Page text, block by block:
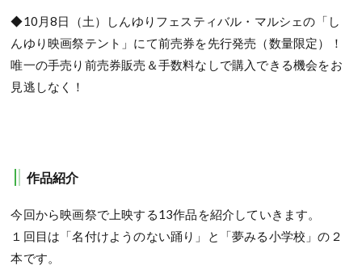
◆10 月8日（土）しんゆりフェスティバル・マルシェの「し
んゆり映画祭テント」にて前売券を先行発売（数量限定）！
唯一の手売り前売券販売＆手数料なしで購入できる機会をお
見逃しなく！
作品紹介
今回から映画祭で上映する13作品を紹介していきます。
１回目は「名付けようのない踊り」と「夢みる小学校」の２
本です。